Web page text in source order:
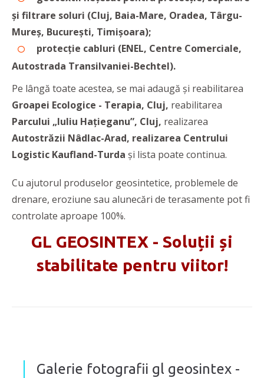
și filtrare soluri (Cluj, Baia-Mare, Oradea, Târgu-
Mureș, București, Timișoara);
protecție cabluri (ENEL, Centre Comerciale,
Autostrada Transilvaniei-Bechtel).
Pe lângă toate acestea, se mai adaugă și reabilitarea
Groapei Ecologice - Terapia, Cluj, reabilitarea
Parcului „Iuliu Hațieganu”, Cluj, realizarea
Autostrăzii Nâdlac-Arad, realizarea Centrului
Logistic Kaufland-Turda și lista poate continua.
Cu ajutorul produselor geosintetice, problemele de
drenare, eroziune sau alunecări de terasamente pot fi
controlate aproape 100%.
GL GEOSINTEX - Soluții și
stabilitate pentru viitor!
Galerie fotografii gl geosintex -